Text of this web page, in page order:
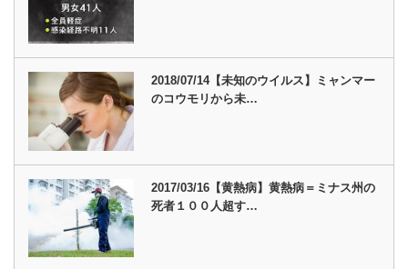
2018/07/14【未知のウイルス】ミャンマー
のコウモリから未…
2017/03/16【黄熱病】黄熱病＝ミナス州の
死者１００人超す…